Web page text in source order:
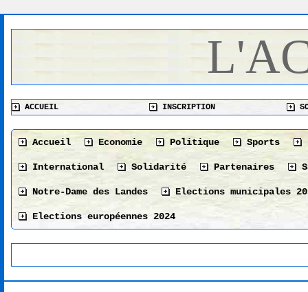
ACCUEIL INSCRIPTION
Accueil Economie Politique Sports
International Solidarité Partenaires
Notre-Dame des Landes Elections municipales
Elections européennes 2024